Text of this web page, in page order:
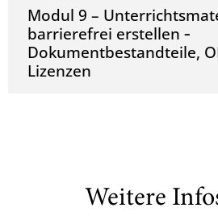
Modul 9 –
barrierefrei erstellen ‐
Dokumentbestandteile,
Lizenzen
Weitere